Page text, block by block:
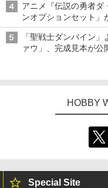
アニメ『伝説の勇者ダ
ンオプションセット」
「聖戦士ダンバイン
ァウ」、完成見本が公
HOBBY
Special Site